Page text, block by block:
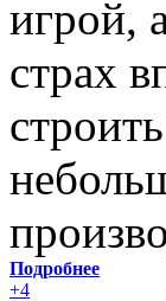
игрой,
страх
Подробнее
+4